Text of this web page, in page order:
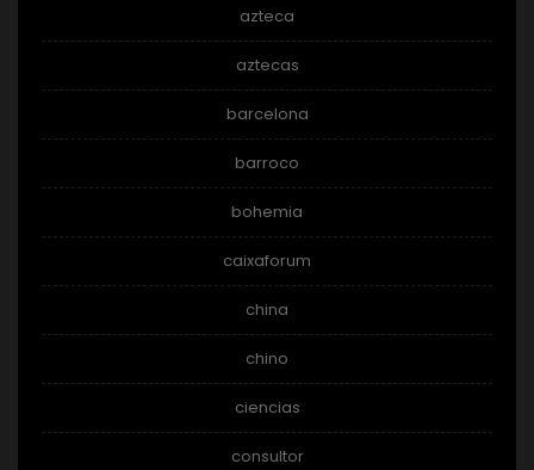
azteca
aztecas
barcelona
barroco
bohemia
caixaforum
china
chino
ciencias
consultor